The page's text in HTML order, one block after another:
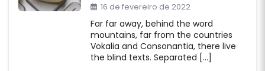
16 de fevereiro de 2022
Far far away, behind the word
mountains, far from the countries
Vokalia and Consonantia, there live
the blind texts. Separated […]